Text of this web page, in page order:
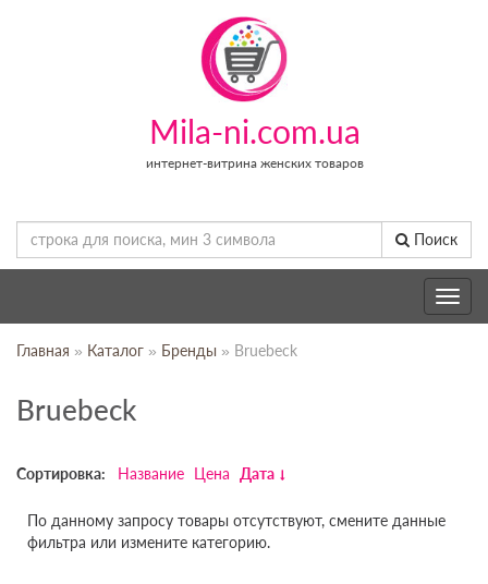
Mila-ni.com.ua
интернет-витрина женских товаров
Поиск
Toggle
Главная » Каталог » Бренды » Bruebeck
Bruebeck
Сортировка: Название Цена Дата
По данному запросу товары отсутствуют, смените данные
фильтра или измените категорию.